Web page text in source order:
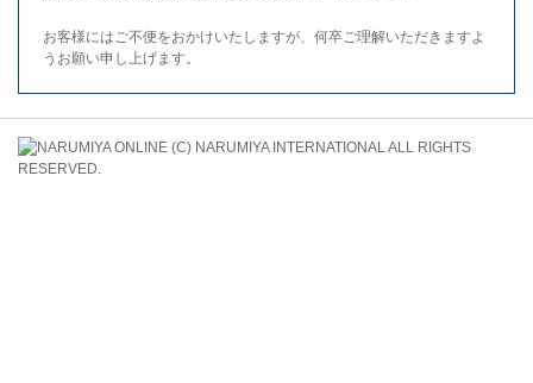
お客様にはご不便をおかけいたしますが、何卒ご理解いただきますよ
うお願い申し上げます。